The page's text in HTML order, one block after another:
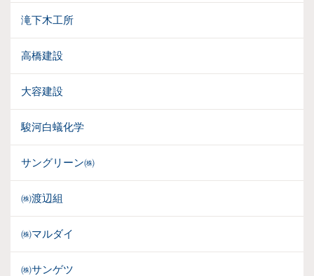
滝下木工所
高橋建設
大容建設
駿河白蟻化学
サングリーン㈱
㈱渡辺組
㈱マルダイ
㈱サンゲツ